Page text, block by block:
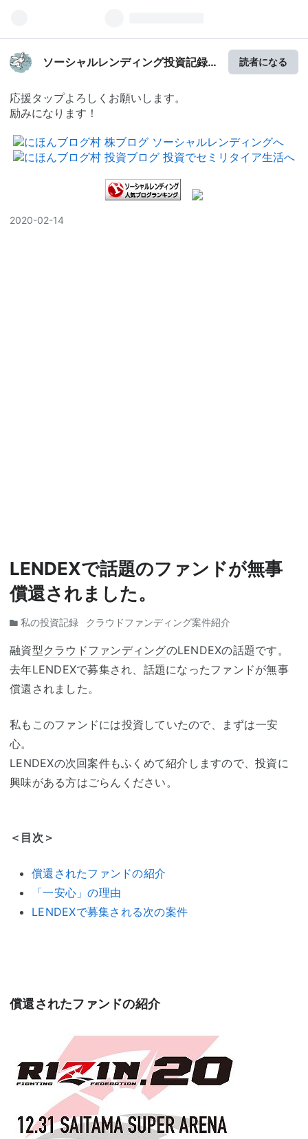
ソーシャルレンディング投資記録
読者になる
応援タップよろしくお願いします。
励みになります！
2020-02-14
LENDEXで話題のファンドが無事
償還されました。
私の投資記録 クラウドファンディング案件紹介
融資型クラウドファンディングのLENDEXの話題です。
去年LENDEXで募集され、話題になったファンドが無事
償還されました。
私もこのファンドには投資していたので、まずは一安
心。
LENDEXの次回案件もふくめて紹介しますので、投資に
興味がある方はごらんください。
＜目次＞
償還されたファンドの紹介
「一安心」の理由
LENDEXで募集される次の案件
償還されたファンドの紹介